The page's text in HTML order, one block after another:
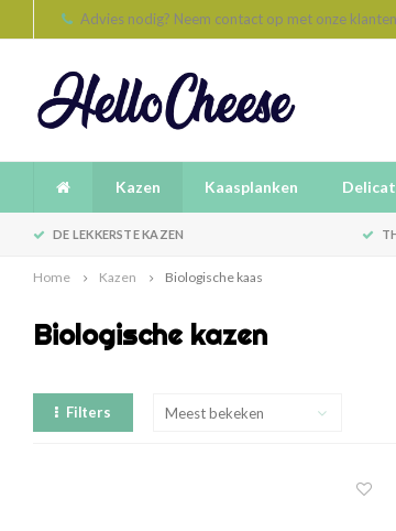
Advies nodig? Neem contact op met onze
Kazen Kaasplanken
DE LEKKERSTE KAZEN
Home Kazen Biologische kaas
Biologische kazen
Filters Meest bekeken